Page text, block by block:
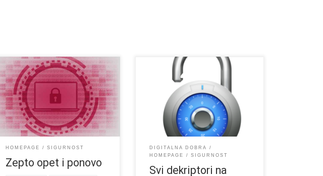
Izgleda da Zepto još samo iz
paštete ne iskače a kada će ne zna
se. Dakle ima ga svuda i vrlo je
dosadan. I ako do sada niste naučili
da vam je najvrjednija sprava koju
imate u kući u stvari […]
HOMEPAGE SIGURNOST
Zepto opet i ponovo
Od kako traje doba digitalnih ucjena
koje su već u dobroj mjeri zavladale
internetom većina korisnika koji su
bili žrtve ovih ucjena u potrazi su za
alatima s kojima će moći otključato
svoje fajlove. Ovoj temi u zadnje
vrijeme […]
DIGITALNA DOBRA
HOMEPAGE
SIGURNOST
Svi dekriptori na